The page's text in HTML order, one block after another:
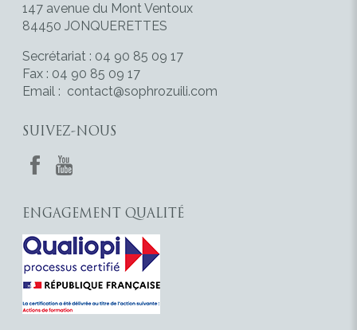
147 avenue du Mont Ventoux
84450 JONQUERETTES
Secrétariat : 04 90 85 09 17
Fax : 04 90 85 09 17
Email : contact@sophrozuili.com
SUIVEZ-NOUS
ENGAGEMENT QUALITÉ